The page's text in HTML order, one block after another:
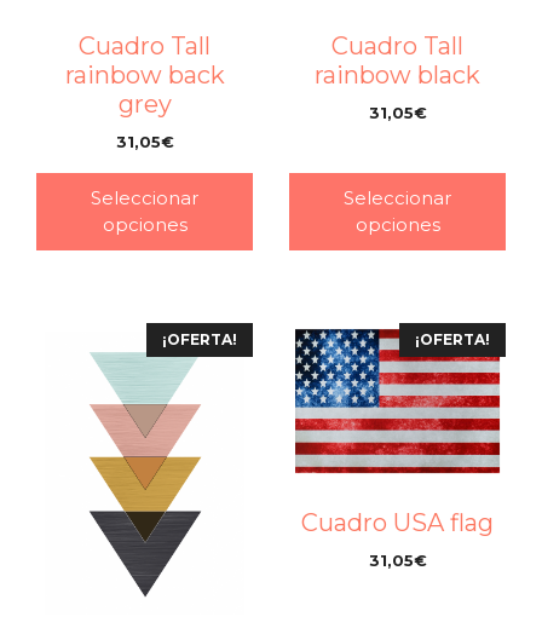
Cuadro Tall
rainbow back
grey
31,05€
Seleccionar
opciones
Cuadro Tall
rainbow black
31,05€
Seleccionar
opciones
¡OFERTA! ¡OFERTA!
Cuadro USA flag
31,05€